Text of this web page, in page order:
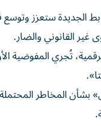
الجديدة ستعزز وتوسع
غير القانوني ‌والضار.
تُجري المفوضية
المخاطر المحتملة